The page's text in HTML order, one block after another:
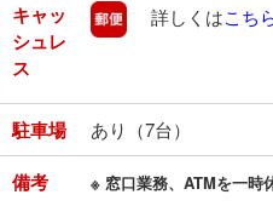
キャッ
シュレ
ス
郵便
詳しくはこち
駐車場 あり（7台）
備考 ※ 窓口業務、ATMを一時